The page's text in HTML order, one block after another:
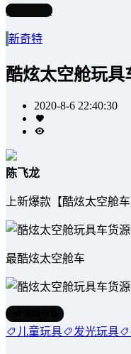
写文章
新奇特
酷炫太空舱玩具
2020-8-6 22:40:30
陈飞龙
上新爆款【酷炫太空舱
最酷炫太空舱车
儿童玩具 发光玩具